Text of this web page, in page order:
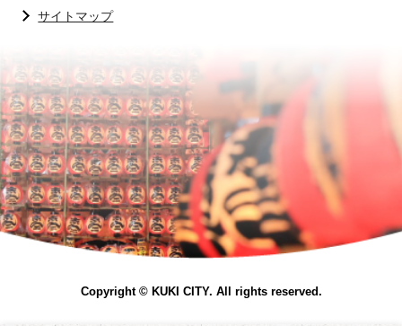
サイトマップ
Copyright © KUKI CITY. All rights reserved.